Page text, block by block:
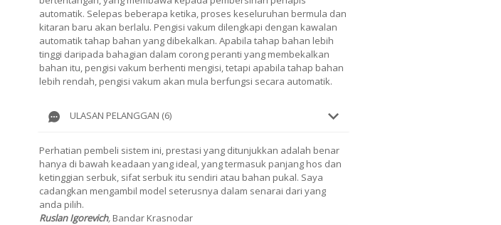
automatik. Selepas beberapa ketika, proses keseluruhan bermula dan
kitaran baru akan berlalu. Pengisi vakum dilengkapi dengan kawalan
automatik tahap bahan yang dibekalkan. Apabila tahap bahan lebih
tinggi daripada bahagian dalam corong peranti yang membekalkan
bahan itu, pengisi vakum berhenti mengisi, tetapi apabila tahap bahan
lebih rendah, pengisi vakum akan mula berfungsi secara automatik.
ULASAN PELANGGAN (6)
Perhatian pembeli sistem ini, prestasi yang ditunjukkan adalah benar
hanya di bawah keadaan yang ideal, yang termasuk panjang hos dan
ketinggian serbuk, sifat serbuk itu sendiri atau bahan pukal. Saya
cadangkan mengambil model seterusnya dalam senarai dari yang
anda pilih.
Ruslan Igorevich, Bandar Krasnodar